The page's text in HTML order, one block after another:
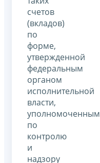
счетов
(вкладов)
по
форме,
утвержденной
федеральным
органом
исполнительной
власти,
уполномоченным
по
контролю
и
надзору